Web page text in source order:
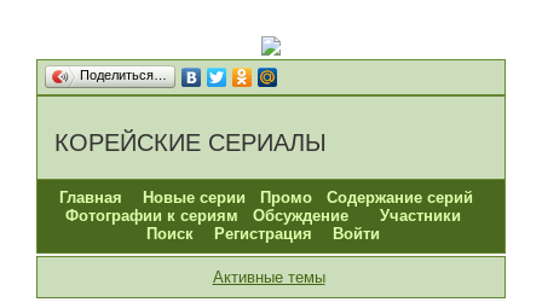
Поделиться…
КОРЕЙСКИЕ СЕРИАЛЫ
Главная Новые серии Промо
Содержание серий
Фотографии к сериям
Обсуждение
Участники
Поиск
Регистрация Войти
Активные темы